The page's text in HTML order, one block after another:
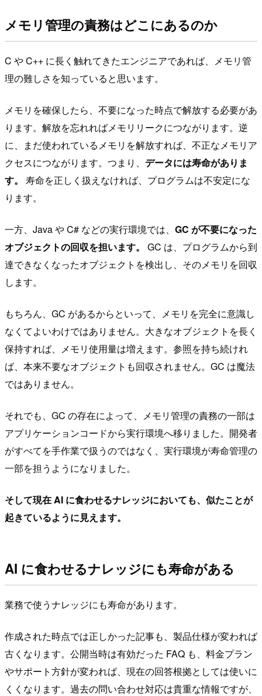
メモリ管理の責務はどこにあるのか
C や C++ に長く触れてきたエンジニアであれば、メモリ管
理の難しさを知っていると思います。
メモリを確保したら、不要になった時点で解放する必要があ
ります。解放を忘れればメモリリークにつながります。逆
に、まだ使われているメモリを解放すれば、不正なメモリア
クセスにつながります。つまり、 データには寿命がありま
す。
寿命を正しく扱えなければ、プログラムは不安定にな
ります。
一方、Java や C# などの実行環境では、 GC が不要になった
オブジェクトの回収を担います。
GC は、プログラムから到
達できなくなったオブジェクトを検出し、そのメモリを回収
します。
もちろん、GC があるからといって、メモリを完全に意識し
なくてよいわけではありません。大きなオブジェクトを長く
保持すれば、メモリ使用量は増えます。参照を持ち続けれ
ば、本来不要なオブジェクトも回収されません。GC は魔法
ではありません。
それでも、GC の存在によって、メモリ管理の責務の一部は
アプリケーションコードから実行環境へ移りました。開発者
がすべてを手作業で扱うのではなく、実行環境が寿命管理の
一部を担うようになりました。
そして現在 AI に食わせるナレッジにおいても、似たことが
起きているように見えます。
AI に食わせるナレッジにも寿命がある
業務で使うナレッジにも寿命があります。
作成された時点では正しかった記事も、製品仕様が変われば
古くなります。公開当時は有効だった FAQ も、料金プラン
やサポート方針が変われば、現在の回答根拠としては使いに
くくなります。過去の問い合わせ対応は貴重な情報ですが、